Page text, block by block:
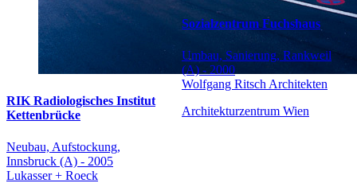
RIK Radiologisches Institut
Kettenbrücke
Neubau, Aufstockung,
Innsbruck (A) - 2005
Lukasser + Roeck
Sozialzentrum Fuchshaus
Umbau, Sanierung, Rankweil
(A) - 2000
Wolfgang Ritsch Architekten
Architekturzentrum Wien